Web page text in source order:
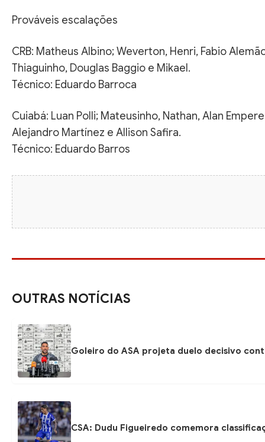
Prováveis escalações
CRB: Matheus Albino; Weverton, Henri, Fabio
Thiaguinho, Douglas Baggio e Mikael.
Técnico: Eduardo Barroca
Cuiabá: Luan Polli; Mateusinho, Nathan, Alan
Alejandro Martínez e Allison Safira.
Técnico: Eduardo Barros
OUTRAS NOTÍCIAS
Goleiro do ASA projeta duelo decisivo
CSA: Dudu Figueiredo comemora